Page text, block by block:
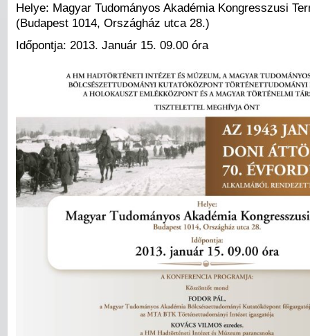
Helye: Magyar Tudományos Akadémia Kongresszusi
(Budapest 1014, Országház utca 28.)
Időpontja: 2013. Január 15. 09.00 óra